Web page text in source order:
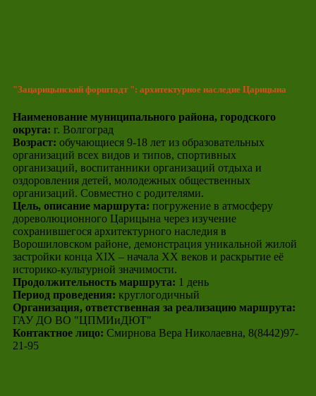
"Зацарицынский форштадт ": архитектурное наследие Царицына
Наименование муниципального района, городского
округа: г. Волгоград
Возраст: обучающиеся 9-18 лет из образовательных
организаций всех видов и типов, спортивных
организаций, воспитанники организаций отдыха и
оздоровления детей, молодежных общественных
организаций. Совместно с родителями.
Цель, описание маршрута: погружение в атмосферу
дореволюционного Царицына через изучение
сохранившегося архитектурного наследия в
Ворошиловском районе, демонстрация уникальной жилой
застройки конца XIX – начала XX веков и раскрытие её
историко-культурной значимости.
Продолжительность маршрута: 1 день
Период проведения: круглогодичный
Организация, ответственная за реализацию маршрута:
ГАУ ДО ВО "ЦПМИиДЮТ"
Контактное лицо: Смирнова Вера Николаевна, 8(8442)97-
21-95